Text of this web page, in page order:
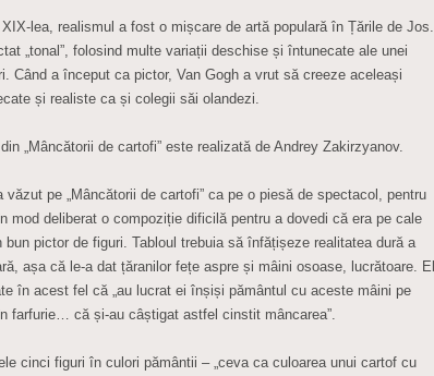
XIX-lea, realismul a fost o mișcare de artă populară în Țările de Jos.
„tonal”, folosind multe variații deschise și întunecate ale unei
Când a început ca pictor, Van Gogh a vrut să creeze aceleași
și realiste ca și colegii săi olandezi.
„Mâncătorii de cartofi” este realizată de Andrey Zakirzyanov.
văzut pe „Mâncătorii de cartofi” ca pe o piesă de spectacol, pentru
mod deliberat o compoziție dificilă pentru a dovedi că era pe cale
bun pictor de figuri. Tabloul trebuia să înfățișeze realitatea dură a
așa că le-a dat țăranilor fețe aspre și mâini osoase, lucrătoare. El
în acest fel că „au lucrat ei înșiși pământul cu aceste mâini pe
farfurie… că și-au câștigat astfel cinstit mâncarea”.
cinci figuri în culori pământii – „ceva ca culoarea unui cartof cu